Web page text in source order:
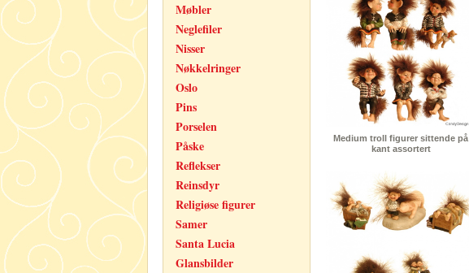
Møbler
Neglefiler
Nisser
Nøkkelringer
Oslo
Pins
Porselen
Påske
Reflekser
Reinsdyr
Religiøse figurer
Samer
Santa Lucia
Glansbilder
Medium troll figurer sittende på
kant assortert